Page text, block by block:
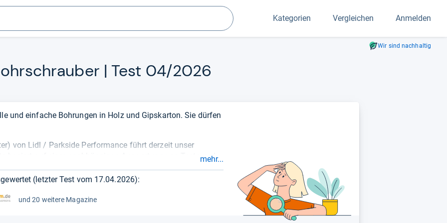
Suchen Kategorien Vergleichen Anmelden
Wir sind nachhaltig
| Test 04/2026
und einfache Bohrungen in Holz und Gipskarton. Sie dürfen
von Lidl / Parkside Performance führt derzeit unser
basiert auf einer unabhängigen Auswertung von Tests und
mehr...
(letzter Test vom 17.04.2026):
und 20 weitere Magazine